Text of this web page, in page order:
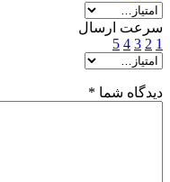
سرعت ارسال
1
2
3
4
5
دیدگاه شما *